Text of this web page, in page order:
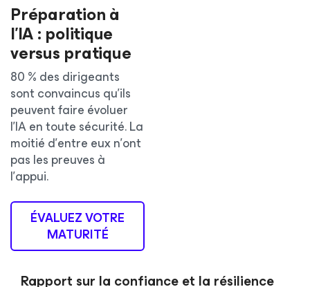
Préparation à
l’IA : politique
versus pratique
80 % des dirigeants
sont convaincus qu’ils
peuvent faire évoluer
l’IA en toute sécurité. La
moitié d’entre eux n’ont
pas les preuves à
l’appui.
ÉVALUEZ VOTRE
MATURITÉ
Rapport sur la confiance et la résilience